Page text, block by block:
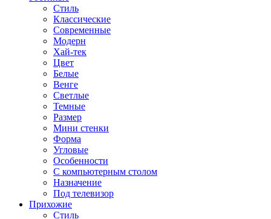
Стиль
Классические
Современные
Модерн
Хай-тек
Цвет
Белые
Венге
Светлые
Темные
Размер
Мини стенки
Форма
Угловые
Особенности
С компьютерным столом
Назначение
Под телевизор
Прихожие
Стиль